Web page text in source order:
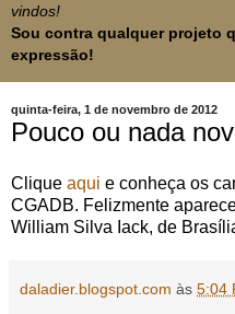
vindos!
Sou contra qualquer projeto
expressão!
quinta-feira, 1 de novembro de 2012
Pouco ou nada
Clique aqui e conheça os
CGADB. Felizmente
William Silva Iack, de
daladier.blogspot.com às 5:04